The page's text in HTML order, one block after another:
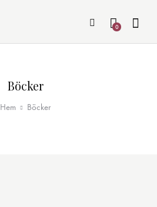
0
Böcker
Hem Böcker